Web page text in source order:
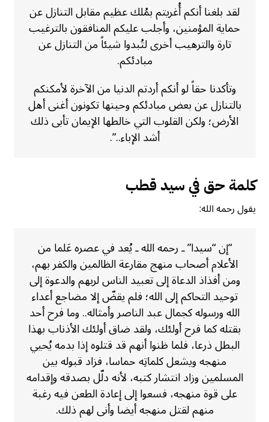
لقد بلغنا أنكم أُغريتم بمُلك عظيم مقابل التنازل عن
حماية المؤمنين، وأجلب عليكم المنافقون بالترغيب
تارة والترهيب أخرى لتُبدوا شيئاً من التنازل عن
مبادئكم.
وتأكدنا حقاً لو أنكم أردتم الدنيا من الآخرة لأمكنكم
بالتنازل عن بعض مبادئكم وحينها تكونون أغنى أهل
الأرض؛ ولكن القلوب التي خالطها الإيمان تأبى ذلك
أشد الإباء..”.
كلمة حق في سيد قطب
يقول رحمه الله:
“إن “سيدا” ـ رحمه الله ـ يُعد في عصره عَلما من
الأعلام أصحاب منهج مقارعة الظالمين والكفر بهم،
ومن أفذاذ الدعاة إلى تعبيد الناس لربهم والدعوة إلى
توحيد التحاكم إلى الله؛ فلم يقضّ إلا مضاجع أعداء
الله ورسوله كجمال عبد الناصر وأمثاله.. وما فرح أحد
بقتله كما فرح أولئك، ولقد ضاق أولئك الأذناب بهذا
البطل ذرعا، فلما ظنوا أنهم قد قتلوه إذا بدمه يُحيي
منهجه ويشعل كلماتِه حماسا، فزاد قبوله بين
المسلمين وزاد انتشار كتبه، لأنه دلّل بصدقه وإقدامه
على قوة منهجه، فسعوا إلى إعادة الطعن فيه رغبة
منهم لقتل منهجه أيضا وأنى لهم ذلك.